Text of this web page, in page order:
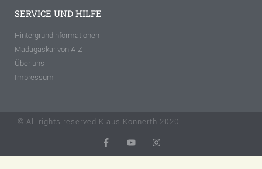
SERVICE UND HILFE
Hintergrundinformationen
Madagaskar von A-Z
Über uns
Impressum
© All rights reserved Klaus Konnerth 2020